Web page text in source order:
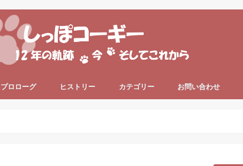
プロローグ ヒストリー カテゴリー お問い合わせ